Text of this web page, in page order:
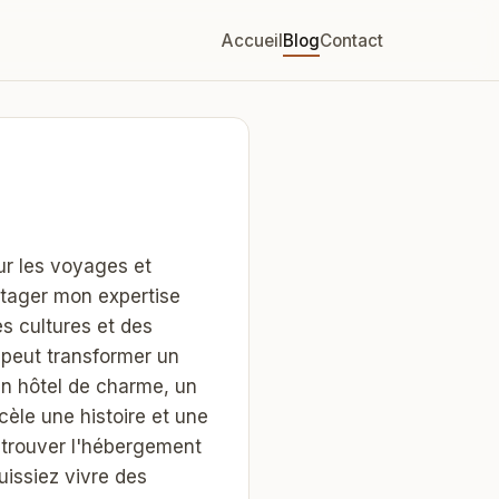
AccueilBlogContact
les voyages et
mon expertise
cultures et des
transformer un
hôtel de charme, un
une histoire et une
l'hébergement
vivre des